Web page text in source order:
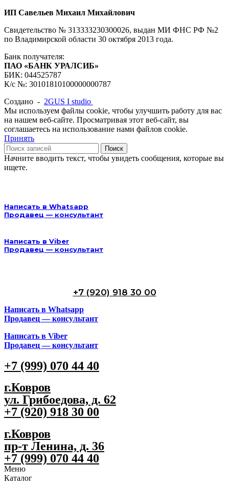
ИП Савельев Михаил Михайлович
Свидетельство № 313333230300026, выдан МИ ФНС РФ №2
по Владимирской области 30 октября 2013 года.
Банк получателя:
ПАО «БАНК УРАЛСИБ»
БИК: 044525787
К/с №: 30101810100000000787
Создано - 2GUS I studio
Мы используем файлы cookie, чтобы улучшить работу для вас
на нашем веб-сайте. Просматривая этот веб-сайт, вы
соглашаетесь на использование нами файлов cookie.
Принять
Поиск
Начните вводить текст, чтобы увидеть сообщения, которые вы
ищете.
Написать в Whatsapp
Продавец — консультант
Написать в Viber
Продавец — консультант
+7 (920) 918 30 00
Написать в Whatsapp
Продавец — консультант
Написать в Viber
Продавец — консультант
+7 (999) 070 44 40
г.Ковров
ул. Грибоедова, д. 62
+7 (920) 918 30 00
г.Ковров
пр-т Ленина, д. 36
+7 (999) 070 44 40
Меню
Каталог